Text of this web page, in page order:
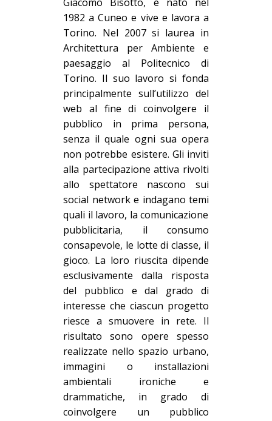
1982 a Cuneo e vive e lavora a
Torino. Nel 2007 si laurea in
Architettura per Ambiente e
paesaggio al Politecnico di
Torino. Il suo lavoro si fonda
principalmente sull’utilizzo del
web al fine dicoinvolgere il
pubblico in prima persona,
senza il quale ogni sua opera
non potrebbe esistere. Gli inviti
alla partecipazione attiva rivolti
allo spettatore nascono sui
social network e indagano temi
quali il lavoro, la comunicazione
pubblicitaria, il consumo
consapevole, le lotte di classe, il
gioco. La loro riuscita dipende
esclusivamente dalla risposta
del pubblico e dal grado di
interesse che ciascun progetto
riesce a smuovere in rete. Il
risultato sono opere spesso
realizzate nello spazio urbano,
immagini o installazioni
ambientali ironiche e
drammatiche, in grado di
coinvolgere un pubblico